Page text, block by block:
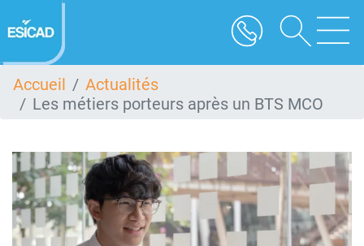
au
contenu
Accueil
Actualités
Les métiers porteurs après un BTS MCO